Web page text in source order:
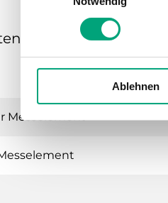
Ablehnen
für MTID –
Messelement